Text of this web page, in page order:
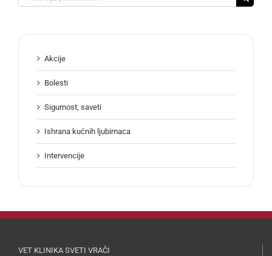
for:
Akcije
Bolesti
Sigurnost, saveti
Ishrana kućnih ljubimaca
Intervencije
VET KLINIKA SVETI VRAČI